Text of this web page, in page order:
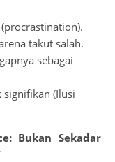
takut salah.
sebagai
(Ilusi
Bukan Sekadar